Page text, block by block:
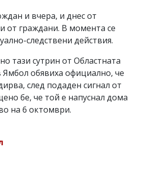
и вчера, и днес от
от граждани. В момента се
следствени действия.
тази сутрин от Областната
обявиха официално, че
след подаден сигнал от
бе, че той е напуснал дома
на 6 октомври.